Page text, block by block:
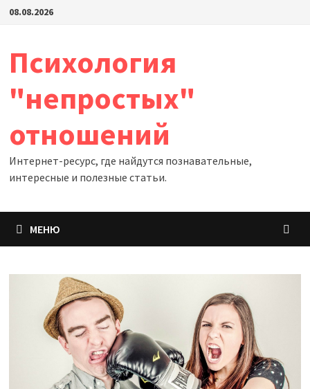
Перейти
08.08.2026
Психология
"непростых"
отношений
Интернет-ресурс, где найдутся познавательные,
интересные и полезные статьи.
МЕНЮ